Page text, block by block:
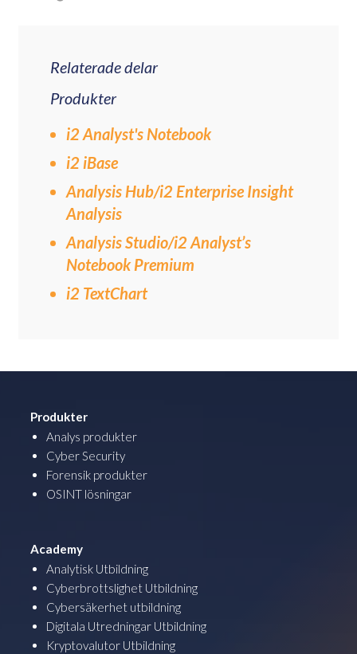
Relaterade delar
Produkter
i2 Analyst's Notebook
i2 iBase
Analysis Hub/i2 Enterprise Insight
Analysis
Analysis Studio/i2 Analyst’s
Notebook Premium
i2 TextChart
Produkter
Analys produkter
Cyber Security
Forensik produkter
OSINT lösningar
Academy
Analytisk Utbildning
Cyberbrottslighet Utbildning
Cybersäkerhet utbildning
Digitala Utredningar Utbildning
Kryptovalutor Utbildning